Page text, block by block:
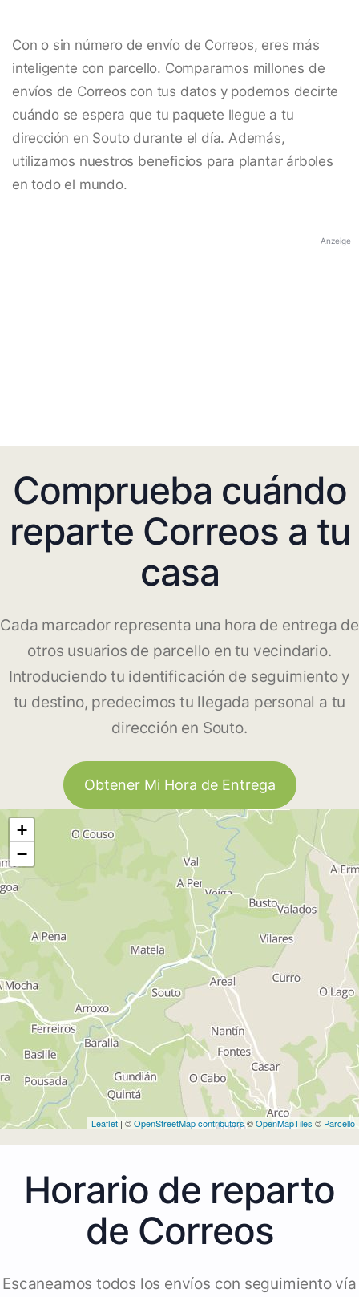
Con o sin número de envío de Correos, eres más
inteligente con parcello. Comparamos millones de
envíos de Correos con tus datos y podemos decirte
cuándo se espera que tu paquete llegue a tu
dirección en Souto durante el día. Además,
utilizamos nuestros beneficios para plantar árboles
en todo el mundo.
Anzeige
Comprueba cuándo
reparte Correos a tu
casa
Cada marcador representa una hora de entrega de
otros usuarios de parcello en tu vecindario.
Introduciendo tu identificación de seguimiento y
tu destino, predecimos tu llegada personal a tu
dirección en Souto.
Obtener Mi Hora de Entrega
+
−
Leaflet | ©OpenStreetMap contributors©OpenMapTiles © Parcello
Horario de reparto
de Correos
Escaneamos todos los envíos con seguimiento vía